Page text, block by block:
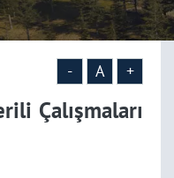
- A +
Çalışmaları